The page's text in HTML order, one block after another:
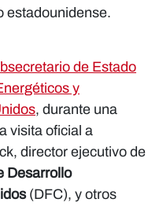
estadounidense.
de Estado
y
, durante una
visita oficial a
director ejecutivo de
Desarrollo
(DFC), y otros